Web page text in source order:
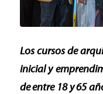
Los cursos de
inicial y
de entre 18 y 65